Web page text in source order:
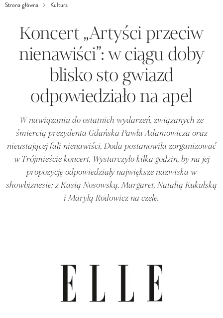
Strona główna Kultura
Koncert „Artyści przeciw
nienawiści”: w ciągu doby
blisko sto gwiazd
odpowiedziało na apel
W nawiązaniu do ostatnich wydarzeń, związanych ze
śmiercią prezydenta Gdańska Pawła Adamowicza oraz
nieustającej fali nienawiści, Doda postanowiła zorganizować
w Trójmieście koncert. Wystarczyło kilka godzin, by na jej
propozycję odpowiedziały największe nazwiska w
showbiznesie: z Kasią Nosowską, Margaret, Natalią Kukulską
i Marylą Rodowicz na czele.